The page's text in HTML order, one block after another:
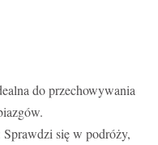
do przechowywania
Sprawdzi się w podróży,